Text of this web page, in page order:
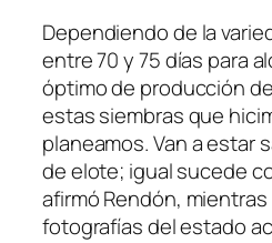
Dependiendo de la
entre 70 y 75 días para
óptimo de producción
estas siembras que
planeamos. Van a estar
de elote; igual sucede
afirmó Rendón,
fotografías del estado